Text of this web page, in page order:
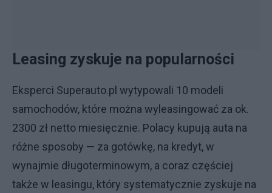
Leasing zyskuje na popularności
Eksperci Superauto.pl wytypowali 10 modeli
samochodów, które można wyleasingować za ok.
2300 zł netto miesięcznie. Polacy kupują auta na
różne sposoby — za gotówkę, na kredyt, w
wynajmie długoterminowym, a coraz częściej
także w leasingu, który systematycznie zyskuje na